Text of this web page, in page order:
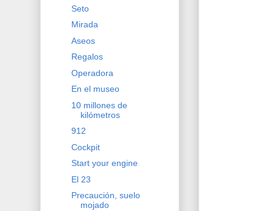
Seto
Mirada
Aseos
Regalos
Operadora
En el museo
10 millones de
kilómetros
912
Cockpit
Start your engine
El 23
Precaución, suelo
mojado